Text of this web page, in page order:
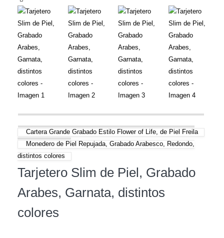
Cartera Grande Grabado Estilo Flower of Life, de Piel Freila
Monedero de Piel Repujada, Grabado Arabesco, Redondo,
distintos colores
Tarjetero Slim de Piel, Grabado
Arabes, Garnata, distintos
colores